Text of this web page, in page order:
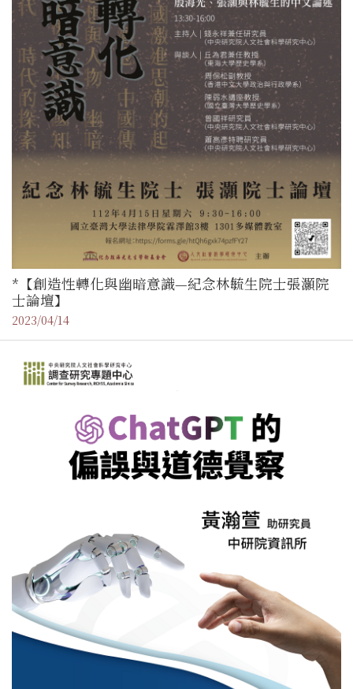
*【創造性轉化與幽暗意識—紀念林毓生院士張灝院
士論壇】
2023/04/14